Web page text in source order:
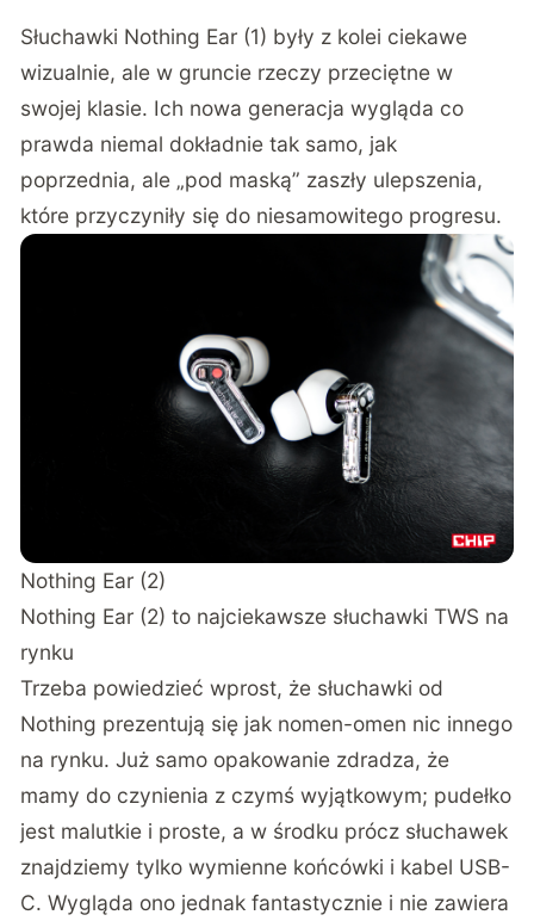
Słuchawki Nothing Ear (1) były z kolei ciekawe
wizualnie, ale w gruncie rzeczy przeciętne w
swojej klasie. Ich nowa generacja wygląda co
prawda niemal dokładnie tak samo, jak
poprzednia, ale „pod maską” zaszły ulepszenia,
które przyczyniły się do niesamowitego progresu.
Nothing Ear (2)
Nothing Ear (2) to najciekawsze słuchawki TWS na
rynku
Trzeba powiedzieć wprost, że słuchawki od
Nothing prezentują się jak nomen-omen nic innego
na rynku. Już samo opakowanie zdradza, że
mamy do czynienia z czymś wyjątkowym; pudełko
jest malutkie i proste, a w środku prócz słuchawek
znajdziemy tylko wymienne końcówki i kabel USB-
C. Wygląda ono jednak fantastycznie i nie zawiera